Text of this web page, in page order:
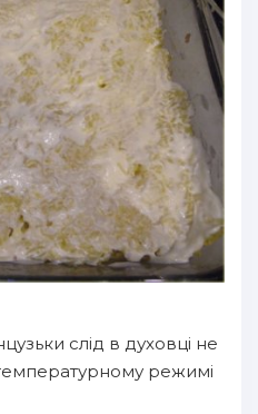
слід в духовці не
режимі